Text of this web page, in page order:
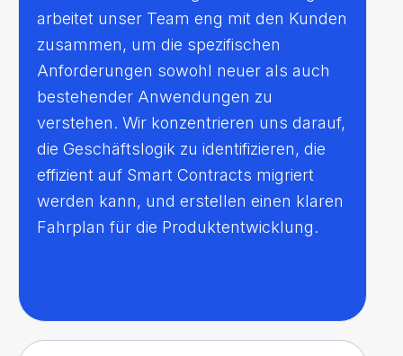
arbeitet unser Team eng mit den Kunden
zusammen, um die spezifischen
Anforderungen sowohl neuer als auch
bestehender Anwendungen zu
verstehen. Wir konzentrieren uns darauf,
die Geschäftslogik zu identifizieren, die
effizient auf Smart Contracts migriert
werden kann, und erstellen einen klaren
Fahrplan für die Produktentwicklung.